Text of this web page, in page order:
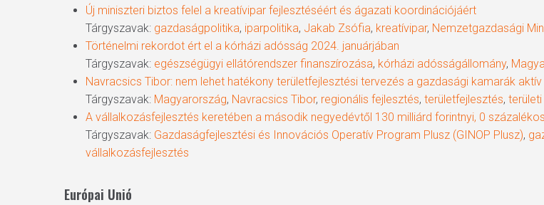
Hit enter to search or ESC to close
Új miniszteri biztos felel a kreatívipar fejlesztéséért és ágazati koordinációjáért
Tárgyszavak: gazdaságpolitika, iparpolitika, Jakab Zsófia, kreatívipar, Nemzetgazdasági
Történelmi rekordot ért el a kórházi adósság 2024. januárjában
Tárgyszavak: egészségügyi ellátórendszer finanszírozása, kórházi adósságállomány,
Navracsics Tibor: nem lehet hatékony területfejlesztési tervezés a gazdasági kamarák
Tárgyszavak: Magyarország, Navracsics Tibor, regionális fejlesztés, területfejlesztés,
A vállalkozásfejlesztés keretében a második negyedévtől 130 milliárd forintnyi, 0
Tárgyszavak: Gazdaságfejlesztési és Innovációs Operatív Program Plusz (GINOP Plusz),
vállalkozásfejlesztés
Európai Unió